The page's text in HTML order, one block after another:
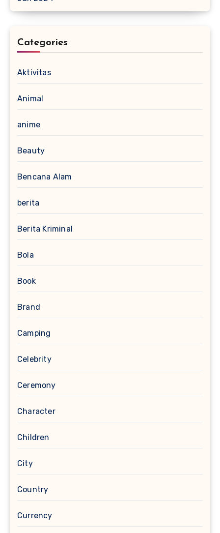
Categories
Aktivitas
Animal
anime
Beauty
Bencana Alam
berita
Berita Kriminal
Bola
Book
Brand
Camping
Celebrity
Ceremony
Character
Children
City
Country
Currency